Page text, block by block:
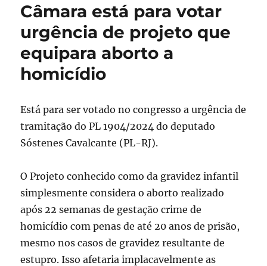
Câmara está para votar
urgência de projeto que
equipara aborto a
homicídio
Está para ser votado no congresso a urgência de
tramitação do PL 1904/2024 do deputado
Sóstenes Cavalcante (PL-RJ).
O Projeto conhecido como da gravidez infantil
simplesmente considera o aborto realizado
após 22 semanas de gestação crime de
homicídio com penas de até 20 anos de prisão,
mesmo nos casos de gravidez resultante de
estupro. Isso afetaria implacavelmente as